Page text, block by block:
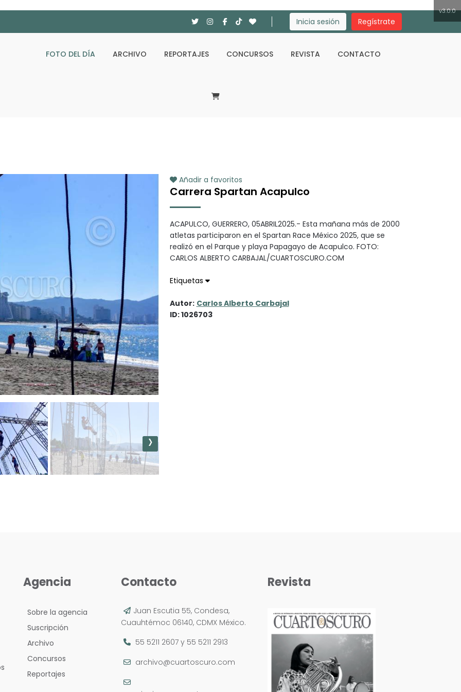
Inicia sesión Regístrate
FOTO DEL DÍA ARCHIVO REPORTAJES CONCURSOS REVISTA CONTACTO
v3.0.0
›
Añadir a favoritos
Carrera Spartan Acapulco
ACAPULCO, GUERRERO, 05ABRIL2025.- Esta mañana más de 2000
atletas participaron en el Spartan Race México 2025, que se
realizó en el Parque y playa Papagayo de Acapulco. FOTO:
CARLOS ALBERTO CARBAJAL/CUARTOSCURO.COM
Etiquetas
Autor: Carlos Alberto Carbajal
ID: 1026703
Agencia
Sobre la agencia
Suscripción
Archivo
Concursos
Reportajes
Contacto
Juan Escutia 55, Condesa,
Cuauhtémoc 06140, CDMX México.
55 5211 2607y 55 5211 2913
archivo@cuartoscuro.com
Revista